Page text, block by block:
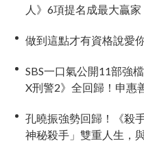
人》6項提名成最大贏
做到這點才有資格說愛
SBS一口氣公開11部強
X刑警2》全回歸！申惠
孔曉振強勢回歸！《殺
神秘殺手」雙重人生，